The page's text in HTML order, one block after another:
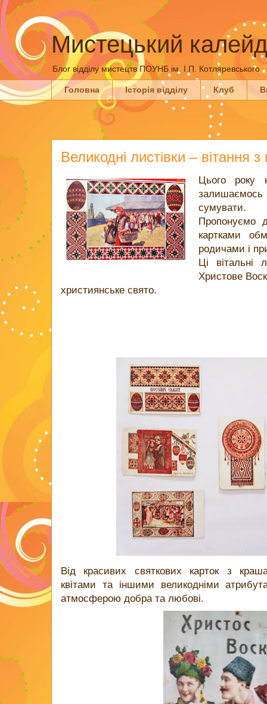
Мистецький
Блог відділу мистецтв ПОУНБ ім. І.П. Котляревського
Головна Історія відділу Клуб
Великодні листівки – вітання
Цього року
сумувати.
Пропонуємо
картками
родичами і
Ці вітальні
Христове
християнське свято.
Від красивих святкових карток з
квітами та іншими великодніми
атмосферою добра та любові.